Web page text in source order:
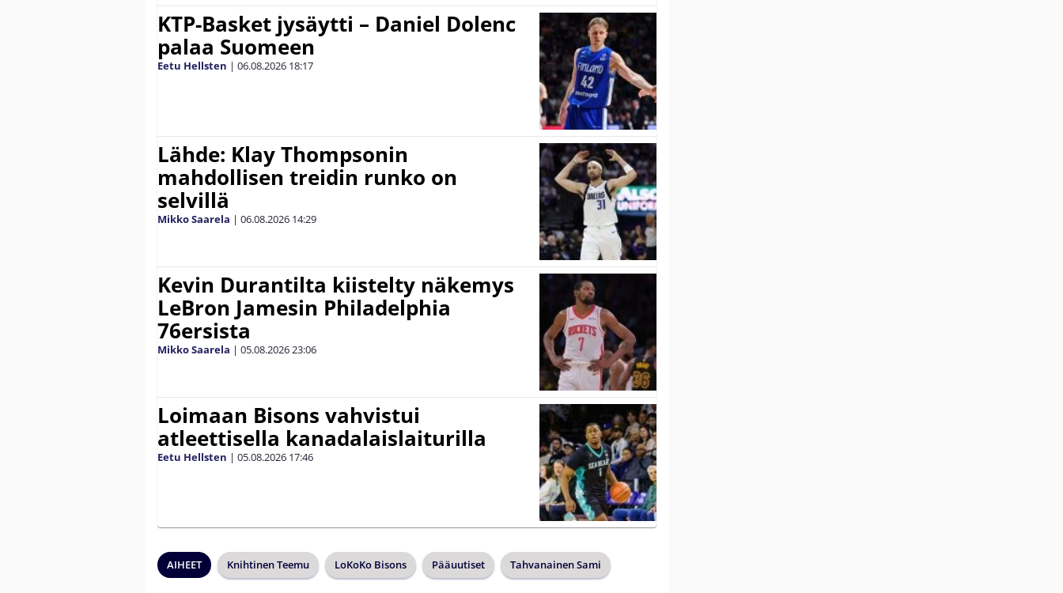
KTP-Basket jysäytti – Daniel Dolenc
palaa Suomeen
Eetu Hellsten | 06.08.2026 18:17
Lähde: Klay Thompsonin
mahdollisen treidin runko on
selvillä
Mikko Saarela | 06.08.2026 14:29
Kevin Durantilta kiistelty näkemys
LeBron Jamesin Philadelphia
76ersista
Mikko Saarela | 05.08.202623:06
Loimaan Bisons vahvistui
atleettisella kanadalaislaiturilla
Eetu Hellsten | 05.08.2026 17:46
AIHEET Knihtinen Teemu LoKoKo Bisons Pääuutiset Tahvanainen Sami